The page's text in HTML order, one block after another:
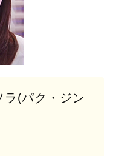
ラ(パク・ジン